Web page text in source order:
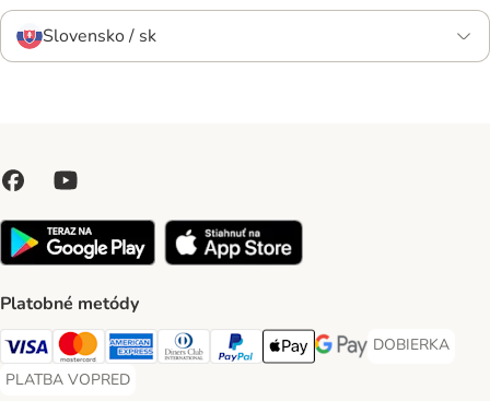
Slovensko / sk
Platobné metódy
Visa Payment Method
Mastercard Payment Method
American Express Payment Method
Diners Club Payment Method
PayPal Payment Method
Apple Pay Payment Method
Google Pay Payment
DOBIERKA
DOBIERKA
PLATBA VOPRED
PLATBA VOPRED Payment Method